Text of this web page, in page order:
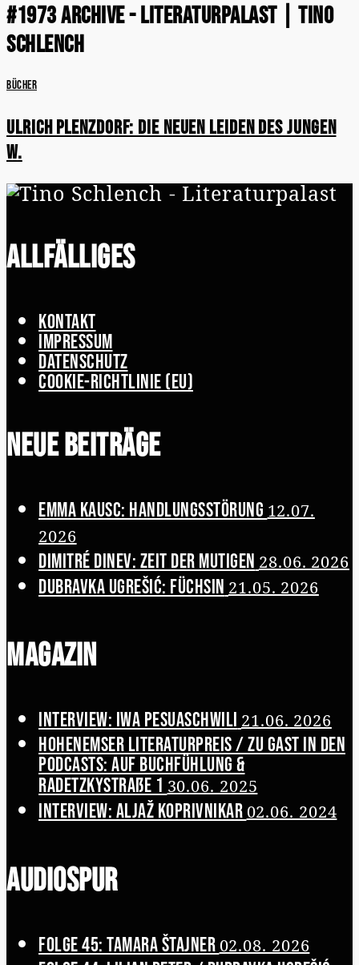
#1973 Archive - Literaturpalast | Tino
Schlench
Bücher
Ulrich Plenzdorf: Die neuen Leiden des jungen
W.
Allfälliges
Kontakt
Impressum
Datenschutz
Cookie-Richtlinie (EU)
Neue Beiträge
Emma Kausc: Handlungsstörung 12.07.
2026
Dimitré Dinev: Zeit der Mutigen 28.06. 2026
Dubravka Ugrešić: Füchsin 21.05. 2026
Magazin
Interview: Iwa Pesuaschwili 21.06. 2026
Hohenemser Literaturpreis / Zu Gast in den
Podcasts: Auf Buchfühlung &
Radetzkystraße 1 30.06. 2025
Interview: Aljaž Koprivnikar 02.06. 2024
Audiospur
Folge 45: Tamara Štajner 02.08. 2026